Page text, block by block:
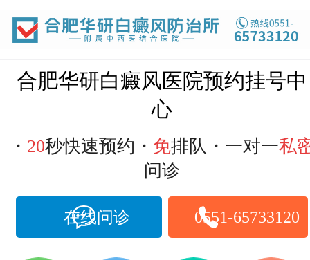
合肥华研白癜风医院预约挂号中
心
・ 20秒快速预约・ 免排队・一对一私
问诊
在线问诊 0551-65733120